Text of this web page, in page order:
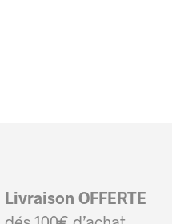
choisies
Livraison OFFERTE